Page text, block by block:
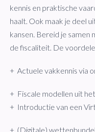
kennis en praktische
haalt. Ook maak je deel
kansen. Bereid je samen
de fiscaliteit. De
+ Actuele vakkennis via
+ Fiscale modellen uit
+ Introductie van een
+ (Digitale)